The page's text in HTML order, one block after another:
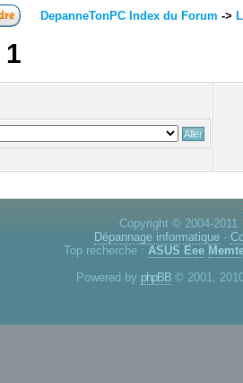
DepanneTonPC Index du Forum ->
1
Copyright © 2004-
Dépannage informatique -
Top recherche : ASUS Eee
Powered by phpBB © 2001,